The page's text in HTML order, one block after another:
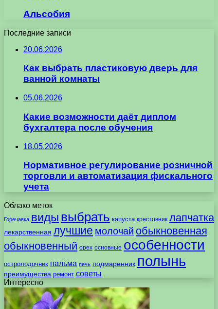
Альсобия
Последние записи
20.06.2026
Как выбрать пластиковую дверь для
ванной комнаты
05.06.2026
Какие возможности даёт диплом
бухгалтера после обучения
18.05.2026
Нормативное регулирование розничной
торговли и автоматизация фискального
учета
Облако меток
Горечавка виды выбрать капуста крестовник лапчатка
лекарственная лучшие молочай обыкновенная
обыкновенный орех основные особенности
остролодочник пальма печь подмаренник полынь
преимущества ремонт советы
Интересно